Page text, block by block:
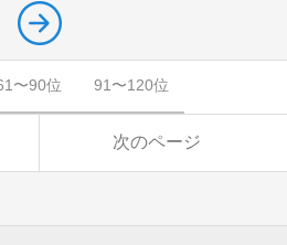
〜90位 91〜120位
次のページ